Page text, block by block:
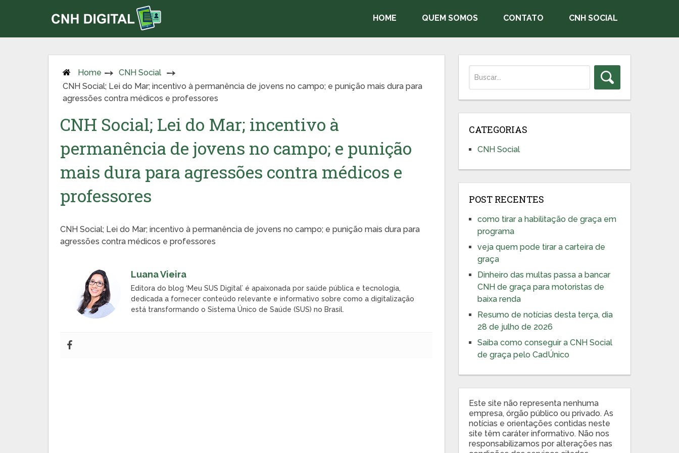
HOME QUEM SOMOS CONTATO CNH SOCIAL
Home
CNH Social
CNH Social; Lei do Mar; incentivo à permanência de jovens no campo; e punição mais dura para
agressões contra médicos e professores
CNH Social; Lei do Mar; incentivo à
permanência de jovens no campo; e punição
mais dura para agressões contra médicos e
professores
CNH Social; Lei do Mar; incentivo à permanência de jovens no campo; e punição mais dura para
agressões contra médicos e professores
Luana Vieira
Editora do blog ‘Meu SUS Digital’ é apaixonada por saúde pública e tecnologia,
dedicada a fornecer conteúdo relevante e informativo sobre como a digitalização
está transformando o Sistema Único de Saúde (SUS) no Brasil.
CATEGORIAS
CNH Social
POST RECENTES
como tirar a habilitação de graça em
programa
veja quem pode tirar a carteira de
graça
Dinheiro das multas passa a bancar
CNH de graça para motoristas de
baixa renda
Resumo de notícias desta terça, dia
28 de julho de 2026
Saiba como conseguir a CNH Social
de graça pelo CadÚnico
Este site não representa nenhuma
empresa, órgão público ou privado. As
notícias e orientações contidas neste
site têm caráter informativo. Não nos
responsabilizamos por alterações nas